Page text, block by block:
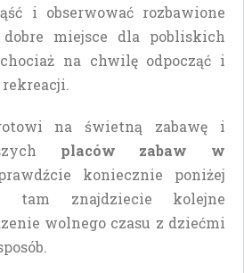
i obserwować rozbawione
miejsce dla pobliskich
na chwilę odpocząć i
na świetną zabawę i
placów zabaw w
koniecznie poniżej
tam znajdziecie kolejne
wolnego czasu z dziećmi